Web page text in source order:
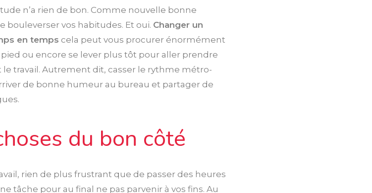
n’a rien de bon. Comme nouvelle bonne
bouleverser vos habitudes. Et oui. Changer un
en temps cela peut vous procurer énormément
ou encore se lever plus tôt pour aller prendre
travail. Autrement dit, casser le rythme métro-
de bonne humeur au bureau et partager de
du bon côté
rien de plus frustrant que de passer des heures
tâche pour au final ne pas parvenir à vos fins. Au